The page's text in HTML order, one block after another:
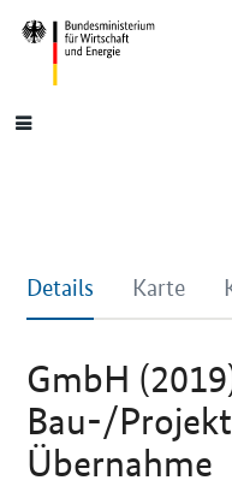
Hauptmenü
Details Karte
GmbH
Bau-/
Übernahme